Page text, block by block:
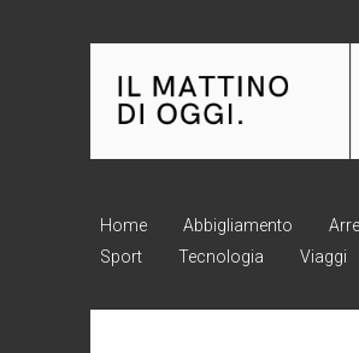
Mattino
oggi
Home Abbigliamento
Sport
Tecnologia Viaggi